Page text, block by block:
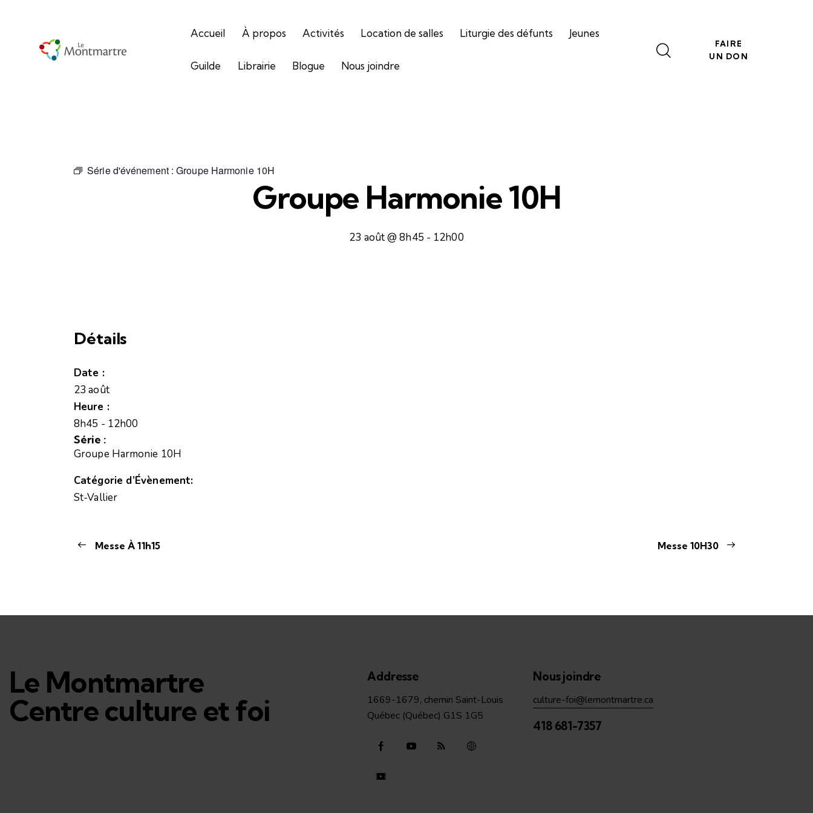
Accueil À propos Activités Location de salles Liturgie des défunts Jeunes
Guilde Librairie Blogue Nous joindre
FAIRE
UN DON
Série d'événement :Groupe Harmonie 10H
Groupe Harmonie 10H
23 août @ 8h45 - 12h00
Détails
Date :
23 août
Heure :
8h45 - 12h00
Série :
Groupe Harmonie 10H
Catégorie d’Évènement:
St-Vallier
Messe À 11h15 Messe 10H30
Le Montmartre
Centre culture et foi
Addresse
1669-1679, chemin Saint-Louis
Québec (Québec) G1S 1G5
Nous joindre
culture-foi@lemontmartre.ca
418 681-7357